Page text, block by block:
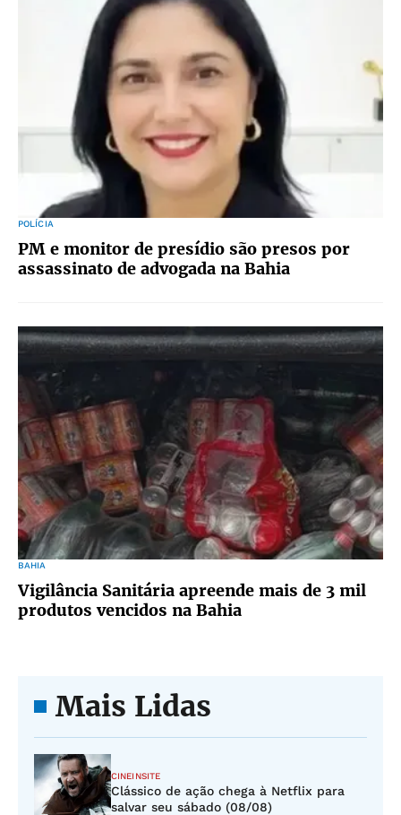
POLÍCIA
PM e monitor de presídio são presos por
assassinato de advogada na Bahia
BAHIA
Vigilância Sanitária apreende mais de 3 mil
produtos vencidos na Bahia
Mais Lidas
CINEINSITE
Clássico de ação chega à Netflix para
salvar seu sábado (08/08)